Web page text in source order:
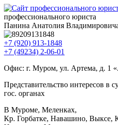
профессионального юриста
Панина Анатолия
+7 (920) 913-1848
+7 (49234) 2-06-01
Офис: г. Муром, ул. Артема, д. 1
Представительство интересов в
гос. органах
В Муроме, Меленках,
Кр. Горбатке, Навашино, Выксе,